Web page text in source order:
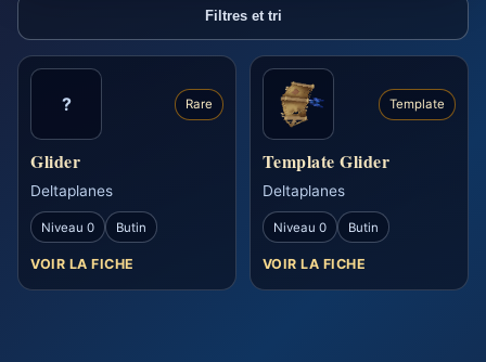
Filtres et tri
? Rare
Glider
Deltaplanes
Niveau 0 Butin
VOIR LA FICHE
Template
Template Glider
Deltaplanes
Niveau 0 Butin
VOIR LA FICHE